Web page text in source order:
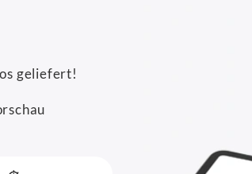
geliefert!